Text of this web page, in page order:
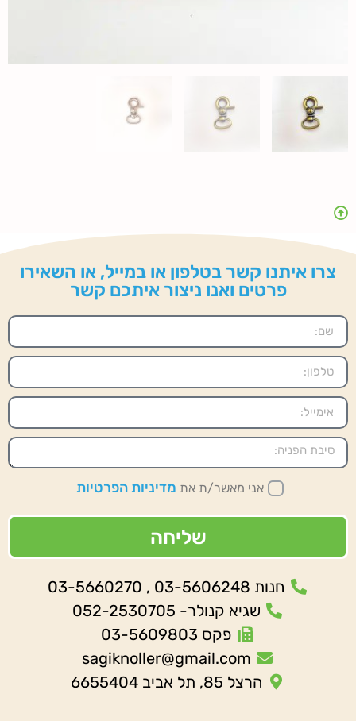
צרו איתנו קשר בטלפון או במייל, או השאירו
פרטים ואנו ניצור איתכם קשר
אני מאשר/ת את מדיניות הפרטיות
שליחה
חנות 03-5606248 , 03-5660270
שגיא קנולר- 052-2530705
פקס 03-5609803
sagiknoller@gmail.com
הרצל 85, תל אביב 6655404